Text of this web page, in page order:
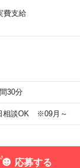
費支給
30分
相談OK ※09月～
応募する